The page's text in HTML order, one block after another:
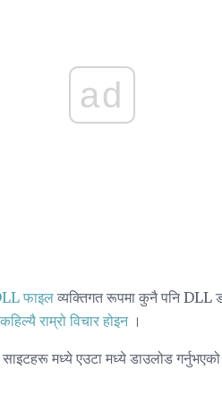
ad
फाइलव्यक्तिगत रूपमा कुनै पनि DLL
कहिल्यै राम्रो विचार होइन।
मध्ये एउटा मध्ये डाउलोड गर्नुभएको